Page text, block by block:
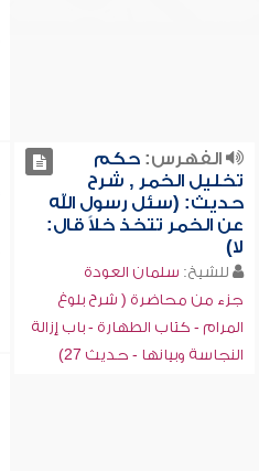
الفهرس:حكم
تخليل الخمر , شرح
حديث: (سئل رسول الله
عن الخمر تتخذ خلاً قال:
لا)
للشيخ: سلمان العودة
جزء من محاضرة ( شرح بلوغ
المرام - كتاب الطهارة - باب إزالة
النجاسة وبيانها - حديث 27)